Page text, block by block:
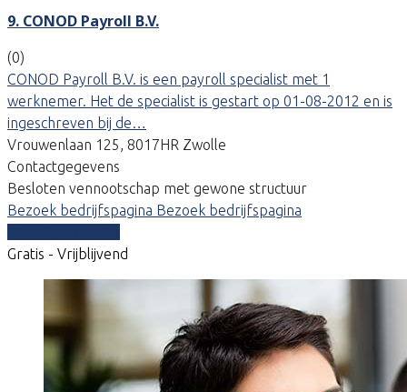
9. CONOD Payroll B.V.
(0)
CONOD Payroll B.V. is een payroll specialist met 1
werknemer. Het de specialist is gestart op 01-08-2012 en is
ingeschreven bij de…
Vrouwenlaan 125, 8017HR Zwolle
Contactgegevens
Besloten vennootschap met gewone structuur
Bezoek bedrijfspagina Bezoek bedrijfspagina
Gratis - Vrijblijvend